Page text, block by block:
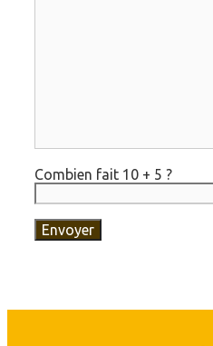
Combien fait 10 + 5 ?